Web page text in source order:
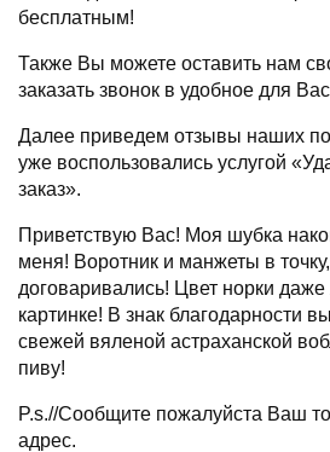
бесплатным!
Также Вы можете оставить нам
заказать звонок в удобное для
Далее приведем отзывы наших
уже воспользовались услугой
заказ».
Приветствую Вас! Моя шубка
меня! Воротник и манжеты в
договаривались! Цвет норки
картинке! В знак благодарности
свежей вяленой астраханской
пиву!
P.s.//Сообщите пожалуйста Ваш
адрес.